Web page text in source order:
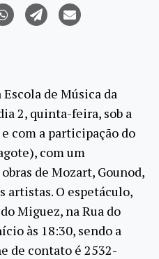
de Música da
2, quinta-feira, sob a
com a participação do
com um
de Mozart, Gounod,
artistas. O espetáculo,
Miguez, na Rua do
às 18:30, sendo a
de contato é 2532-